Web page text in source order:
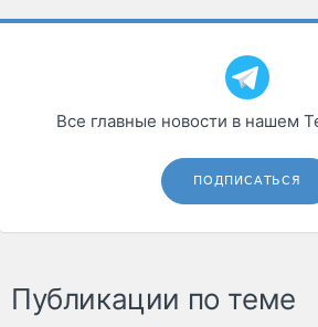
Все главные новости в нашем
ПОДПИСАТЬСЯ
Публикации по теме